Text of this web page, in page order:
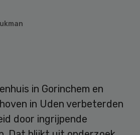
in Gorinchem en
in Uden verbeterden
door ingrijpende